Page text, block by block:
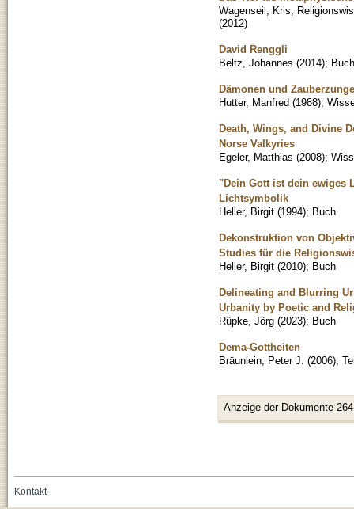
Wagenseil, Kris;
(2012)
David Renggli
Beltz, Johannes (2014); Buch
Dämonen und
Hutter, Manfred (1988);
Death, Wings, and Divine
Norse Valkyries
Egeler, Matthias (2008);
"Dein Gott ist dein ewiges
Lichtsymbolik
Heller, Birgit (1994); Buch
Dekonstruktion von
Studies für die
Heller, Birgit (2010); Buch
Delineating and Blurring
Urbanity by Poetic and
Rüpke, Jörg (2023); Buch
Dema-Gottheiten
Bräunlein, Peter J. (2006);
Anzeige der Dokumente
Kontakt